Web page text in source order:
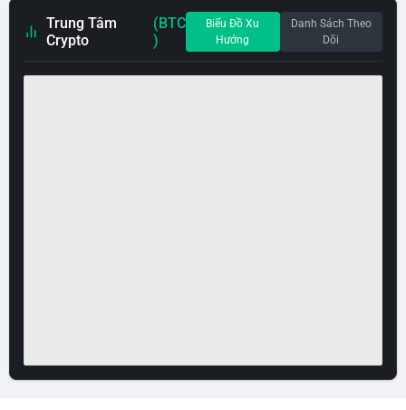
Trung Tâm
Crypto
(BTC
)
Biểu Đồ Xu
Hướng
Danh Sách Theo
Dõi